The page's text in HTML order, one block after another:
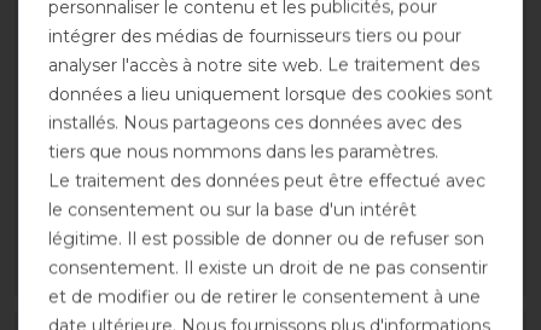
Couverture anti-
mouches Eskadron
79,95 € *
LISTE DE SOUHAITS
Couverture d'écurie
Eskadron Basics 400g
149,90 € *
LISTE DE SOUHAITS
personnaliser le contenu et les publicités, pour
intégrer des médias de fournisseurs tiers ou pour
analyser l'accès à notre site web. Le traitement des
données a lieu uniquement lorsque des cookies sont
installés. Nous partageons ces données avec des
tiers que nous nommons dans les paramètres.
Le traitement des données peut être effectué avec
le consentement ou sur la base d'un intérêt
légitime. Il est possible de donner ou de refuser son
consentement. Il existe un droit de ne pas consentir
et de modifier ou de retirer le consentement à une